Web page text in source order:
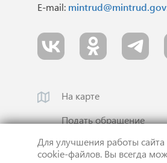
Для улучшения работы
cookie-файлов. Вы всегда
E-mail:
На карте
Подать обращение